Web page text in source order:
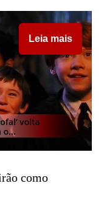
Leia mais
como